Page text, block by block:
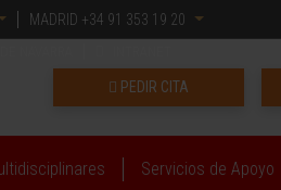
MADRID +34 91 353 19 20
PEDIR CITA
Servicios de Apoyo